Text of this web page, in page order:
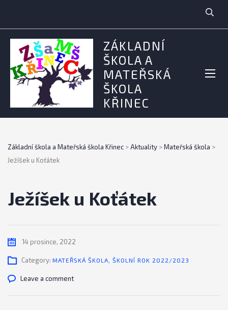
ZÁKLADNÍ
ŠKOLA A
MATEŘSKÁ
ŠKOLA
KŘINEC
Základní škola a Mateřská škola Křinec >Aktuality >Mateřská škola >
Ježíšek u Koťátek
Ježíšek u Koťátek
14 prosince, 2022
Category: MATEŘSKÁ ŠKOLA ŠKOLNÍ ROK 2022/2023
Leave a comment